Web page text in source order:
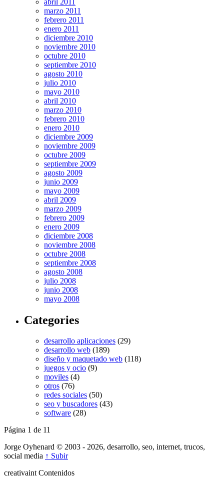
marzo 2011
febrero 2011
enero 2011
diciembre 2010
noviembre 2010
octubre 2010
septiembre 2010
agosto 2010
julio 2010
mayo 2010
abril 2010
marzo 2010
febrero 2010
enero 2010
diciembre 2009
noviembre 2009
octubre 2009
septiembre 2009
agosto 2009
junio 2009
mayo 2009
abril 2009
marzo 2009
febrero 2009
enero 2009
diciembre 2008
noviembre 2008
octubre 2008
septiembre 2008
agosto 2008
julio 2008
junio 2008
mayo 2008
Categories
desarrollo aplicaciones (29)
desarrollo web (189)
diseño y maquetado web (118)
juegos y ocio (9)
moviles (4)
otros (76)
redes sociales (50)
seo y buscadores (43)
software (28)
Página 1 de 11
Jorge Oyhenard © 2003 - 2026, desarrollo, seo, internet, trucos,
social media ↑ Subir
creativaintContenidos